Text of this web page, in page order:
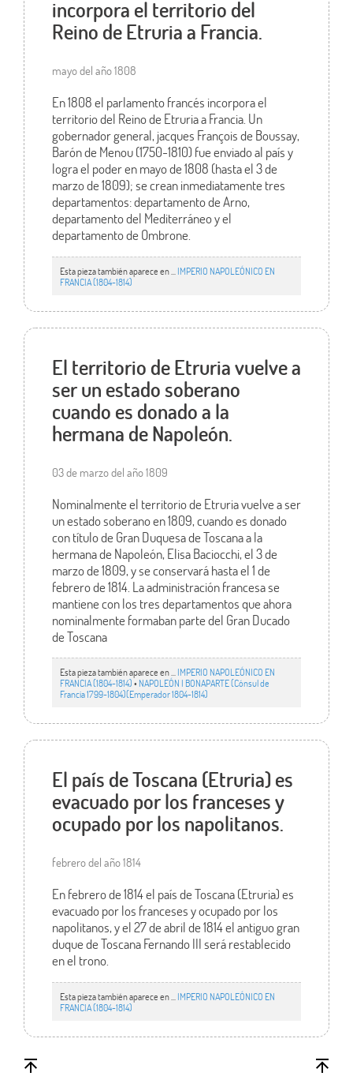
incorpora el territorio del
Reino de Etruria a Francia.
mayo del año 1808
En 1808 el parlamento francés incorpora el
territorio del Reino de Etruria a Francia. Un
gobernador general, jacques François de Boussay,
Barón de Menou (1750-1810) fue enviado al país y
logra el poder en mayo de 1808 (hasta el 3 de
marzo de 1809); se crean inmediatamente tres
departamentos: departamento de Arno,
departamento del Mediterráneo y el
departamento de Ombrone.
Esta pieza también aparece en ... IMPERIO NAPOLEÓNICO EN
FRANCIA (1804-1814)
El territorio de Etruria vuelve a
ser un estado soberano
cuando es donado a la
hermana de Napoleón.
03 de marzo del año 1809
Nominalmente el territorio de Etruria vuelve a ser
un estado soberano en 1809, cuando es donado
con título de Gran Duquesa de Toscana a la
hermana de Napoleón, Elisa Baciocchi, el 3 de
marzo de 1809, y se conservará hasta el 1 de
febrero de 1814. La administración francesa se
mantiene con los tres departamentos que ahora
nominalmente formaban parte del Gran Ducado
de Toscana
Esta pieza también aparece en ... IMPERIO NAPOLEÓNICO EN
FRANCIA (1804-1814)• NAPOLEÓN I BONAPARTE (Cónsul de
Francia 1799-1804)(Emperador 1804-1814)
El país de Toscana (Etruria) es
evacuado por los franceses y
ocupado por los napolitanos.
febrero del año 1814
En febrero de 1814 el país de Toscana (Etruria) es
evacuado por los franceses y ocupado por los
napolitanos, y el 27 de abril de 1814 el antiguo gran
duque de Toscana Fernando III será restablecido
en el trono.
Esta pieza también aparece en ... IMPERIO NAPOLEÓNICO EN
FRANCIA (1804-1814)